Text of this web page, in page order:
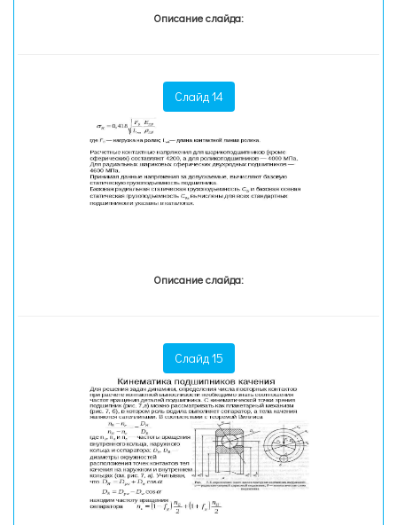
Описание слайда:
Слайд 14
Описание слайда:
Слайд 15